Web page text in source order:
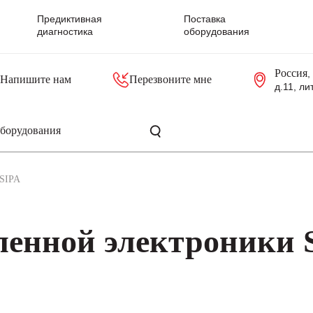
Предиктивная
диагностика
Поставка
оборудования
Напишите нам Перезвоните мне
Россия,
д.11,
SIPA
электроники